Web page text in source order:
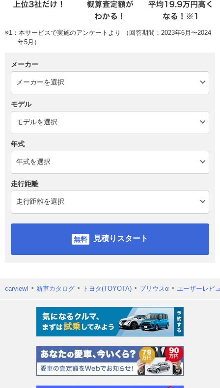
※1：本サービスで実施のアンケートより （回答期間：2023年6月〜2024
年5月）
メーカー
モデル
年式
走行距離
見積りスタート
carview! 新車カタログ トヨタ(TOYOTA) プリウスα ユーザーレビ